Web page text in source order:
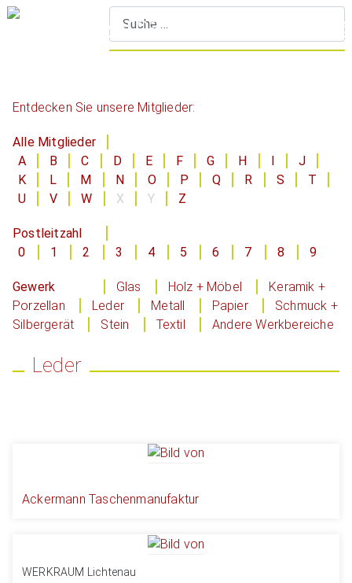
Entdecken Sie unsere Mitglieder:
Alle Mitglieder
A
B C D E F G H
J
K
L M N O P Q R S
T
U
V W X Y Z
Postleitzahl
0
1 2 3 4 5 6 7 8 9
Gewerk Glas Holz + Möbel
Keramik +
Porzellan
Leder Metall Papier
Schmuck +
Silbergerät
Stein Textil Andere Werkbereiche
Leder
Ackermann Taschenmanufaktur
WERKRAUM Lichtenau